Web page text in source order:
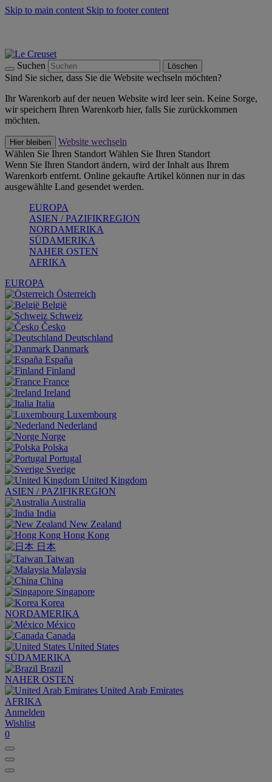
Skip to main content Skip to footer content
Suchen Löschen
Sind Sie sicher, dass Sie die Website wechseln möchten?
Ihr Warenkorb auf der neuen Website wird leer sein. Keine Sorge,
wir speichern Ihren Warenkorb hier, falls Sie zurückkommen
möchten.
Hier bleiben
Website wechseln
Wählen Sie Ihren Standort Wählen Sie Ihren Standort
Wenn Sie Ihren Standort ändern, wird der Inhalt aus Ihrem
Warenkorb entfernt. Online gekaufte Artikel können nur in das
ausgewählte Land gesendet werden.
EUROPA
ASIEN / PAZIFIKREGION
NORDAMERIKA
SÜDAMERIKA
NAHER OSTEN
AFRIKA
EUROPA
Österreich
België
Schweiz
Česko
Deutschland
Danmark
España
Finland
France
Ireland
Italia
Luxembourg
Nederland
Norge
Polska
Portugal
Sverige
United Kingdom
ASIEN / PAZIFIKREGION
Australia
India
New Zealand
Hong Kong
日本
Taiwan
Malaysia
China
Singapore
Korea
NORDAMERIKA
México
Canada
United States
SÜDAMERIKA
Brazil
NAHER OSTEN
United Arab Emirates
AFRIKA
Anmelden
Wishlist
0